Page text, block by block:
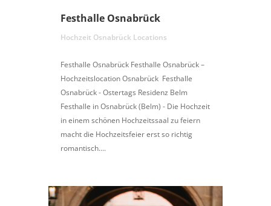
Festhalle Osnabrück
Hochzeit Osnabrück Locations
Festhalle Osnabrück Festhalle Osnabrück –
Hochzeitslocation Osnabrück Festhalle
Osnabrück - Ostertags Residenz Belm
Festhalle in Osnabrück (Belm) - Die Hochzeit
in einem schönen Hochzeitssaal zu feiern
macht die Hochzeitsfeier erst so richtig
romantisch....